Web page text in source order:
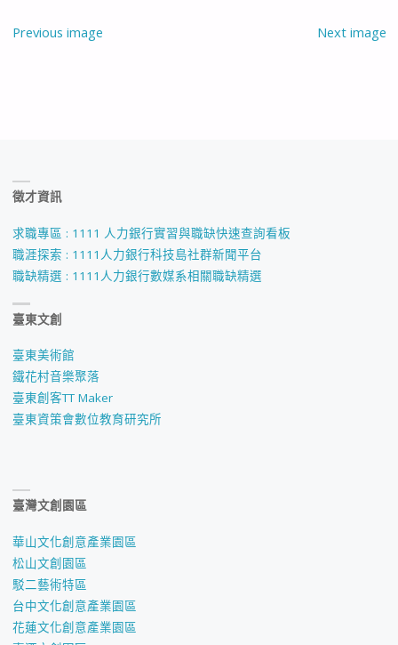
Previous image Next image
徵才資訊
求職專區 : 1111 人力銀行實習與職缺快速查詢看板
職涯探索 : 1111人力銀行科技島社群新聞平台
職缺精選 : 1111人力銀行數媒系相關職缺精選
臺東文創
臺東美術館
鐵花村音樂聚落
臺東創客TT Maker
臺東資策會數位教育研究所
臺灣文創園區
華山文化創意產業園區
松山文創園區
駁二藝術特區
台中文化創意產業園區
花蓮文化創意產業園區